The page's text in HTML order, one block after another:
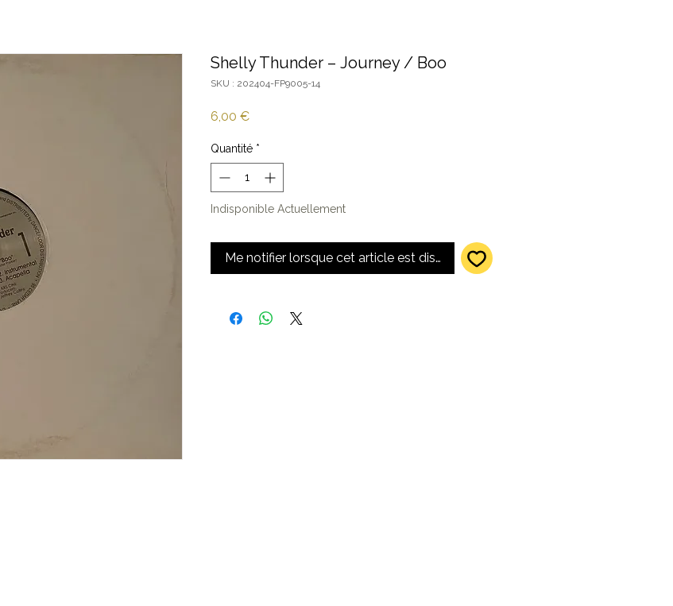
Shelly Thunder ‎– Journey / Boo
SKU : 202404-FP9005-14
6,00 €Prix
Quantité *
Indisponible Actuellement
Me notifier lorsque cet article est disponible